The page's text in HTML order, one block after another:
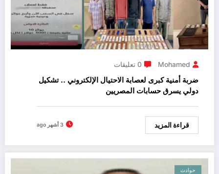
Mohamed 0 تعليقات
ضربة أمنية كبرى لعصابة الاحتيال الإلكتروني .. تشكيل
دولي يسرق حسابات المصريين
قراءة المزيد 3 أشهر ago
حوادث